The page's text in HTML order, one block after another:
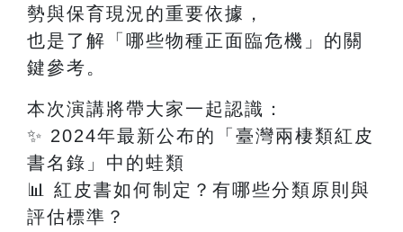
勢與保育現況的重要依據，
也是了解「哪些物種正面臨危機」的關
鍵參考。
本次演講將帶大家一起認識：
✨ 2024年最新公布的「臺灣兩棲類紅皮
書名錄」中的蛙類
📊
紅皮書如何制定？有哪些分類原則與
評估標準？